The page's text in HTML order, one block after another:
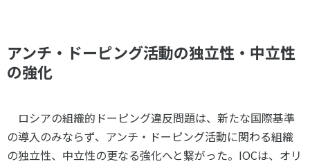
アンチ・ドーピング活動の独立性・中立性
の強化
ロシアの組織的ドーピング違反問題は、新たな国際基準
の導入のみならず、アンチ・ドーピング活動に関わる組織
の独立性、中立性の更なる強化へと繋がった。 IOCは、オリ